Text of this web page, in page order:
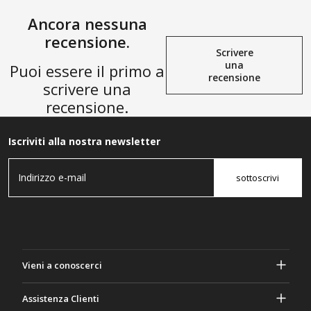
Ancora nessuna
recensione.
Puoi essere il primo a
scrivere una
recensione.
Scrivere
una
recensione
Iscriviti alla nostra newsletter
sottoscrivi
Vieni a conoscerci
Assistenza Clienti